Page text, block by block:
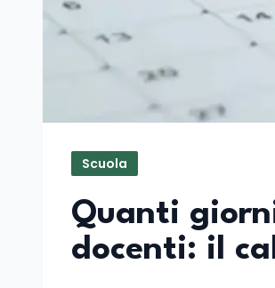
Scuola
Quanti
docenti: il